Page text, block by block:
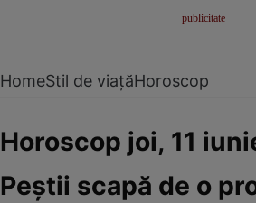
HomeStil de viațăHoroscop
Horoscop joi, 11
Peștii scapă de o